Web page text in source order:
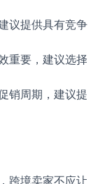
议提供具有竞争
重要，建议选择
销周期，建议提
跨境卖家不应让